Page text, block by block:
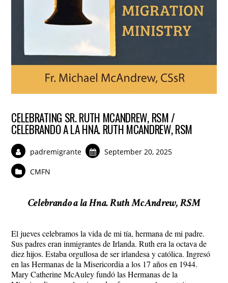
CELEBRATING SR. RUTH MCANDREW, RSM /
CELEBRANDO A LA HNA. RUTH MCANDREW, RSM
padremigrante September 20, 2025
CMFN
Celebrando a la Hna. Ruth McAndrew, RSM
El jueves celebramos la vida de mi tía, hermana de mi padre.
Sus padres eran inmigrantes de Irlanda. Ruth era la octava de
diez hijos. Estaba orgullosa de ser irlandesa y católica. Ingresó
en las Hermanas de la Misericordia a los 17 años en 1944.
Mary Catherine McAuley fundó las Hermanas de la